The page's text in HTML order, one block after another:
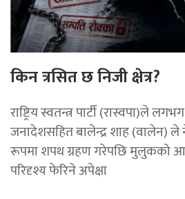
किन त्रसित छ निजी क्षेत्र?
राष्ट्रिय स्वतन्त्र पार्टी (रास्वपा)ले
जनादेशसहित बालेन्द्र शाह (वालेन) ले
रूपमा शपथ ग्रहण गरेपछि मुलुकको
परिदृश्य फेरिने अपेक्षा